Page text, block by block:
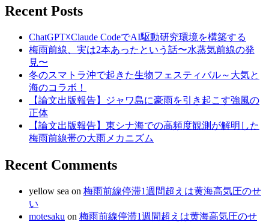
Recent Posts
ChatGPT☓Claude CodeでAI駆動研究環境を構築する
梅雨前線、実は2本あったという話〜水蒸気前線の発
見〜
冬のスマトラ沖で起きた生物フェスティバル～大気と
海のコラボ！
【論文出版報告】ジャワ島に豪雨を引き起こす強風の
正体
【論文出版報告】東シナ海での高頻度観測が解明した
梅雨前線帯の大雨メカニズム
Recent Comments
yellow sea on 梅雨前線停滞1週間超えは黄海高気圧のせ
い
motesaku on 梅雨前線停滞1週間超えは黄海高気圧のせ